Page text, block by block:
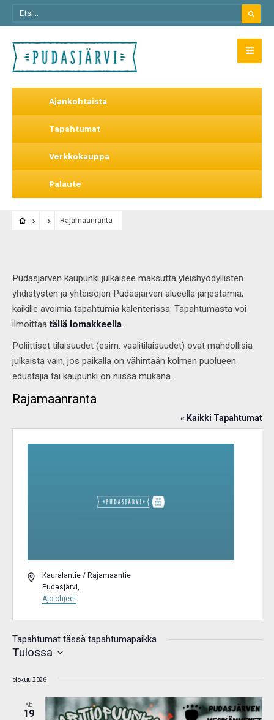
Ajankohtaista
Tapahtumat
Verkkokauppa
Palaute
Rajamaanranta
Pudasjärven kaupunki julkaisee maksutta yleishyödyllisten
yhdistysten ja yhteisöjen Pudasjärven alueella järjestämiä,
kaikille avoimia tapahtumia kalenterissa. Tapahtumasta voi
ilmoittaatällä lomakkeella.
Poliittiset tilaisuudet (esim. vaalitilaisuudet) ovat mahdollisia
julkaista vain, jos paikalla on vähintään kolmen puolueen
edustajia tai kaupunki on niissä mukana.
Rajamaanranta
« Kaikki Tapahtumat
OsoiteKauralantie / Rajamaantie
Pudasjärvi,
Ajo-ohjeet
Tapahtumat tässä tapahtumapaikka
Tulossa
elokuu 2026
KE
19